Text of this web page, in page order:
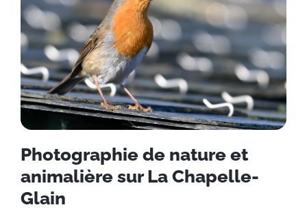
Photographie de nature et
animalière sur La Chapelle-
Glain